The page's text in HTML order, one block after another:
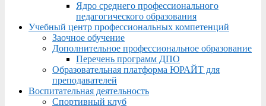
Ядро среднего профессионального
педагогического образования
Учебный центр профессиональных компетенций
Заочное обучение
Дополнительное профессиональное образование
Перечень программ ДПО
Образовательная платформа ЮРАЙТ для
преподавателей
Воспитательная деятельность
Спортивный клуб